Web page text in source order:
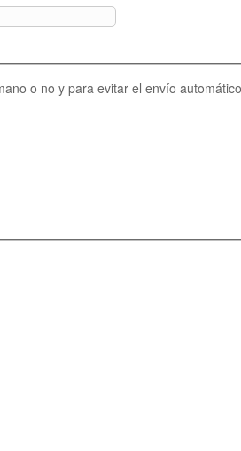
o no y para evitar el envío